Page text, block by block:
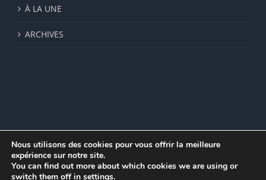
À LA UNE
ARCHIVES
© Institut de recherche de la FSU 2023 | Par FSU |Plan du site
Mentions légales|Politique de confidentialité
Nous utilisons des cookies pour vous offrir la meilleure
expérience sur notre site.
You can find out more about which cookies we are using or
switch them off in settings.